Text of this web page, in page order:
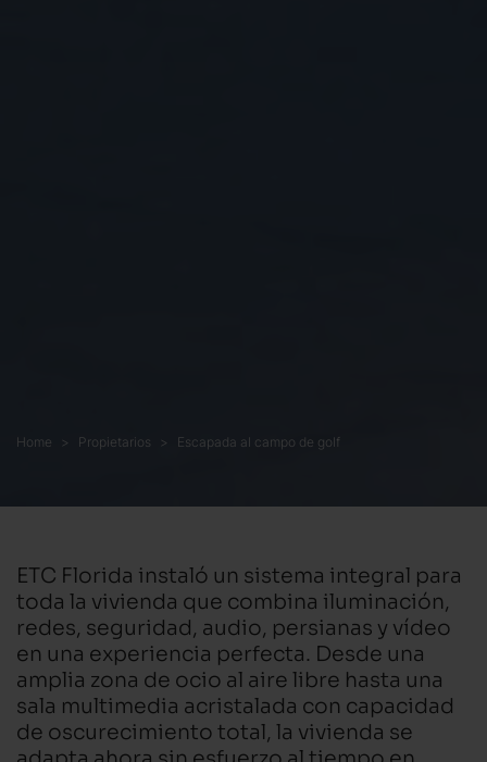
Home Propietarios Escapada al campo de golf
ETC Florida instaló un sistema integral para
toda la vivienda que combina iluminación,
redes, seguridad, audio, persianas y vídeo
en una experiencia perfecta. Desde una
amplia zona de ocio al aire libre hasta una
sala multimedia acristalada con capacidad
de oscurecimiento total, la vivienda se
adapta ahora sin esfuerzo al tiempo en